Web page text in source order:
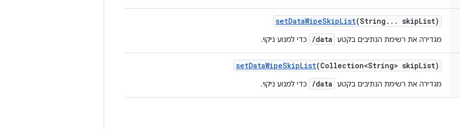
setDataWipeSkipList(String . . . skipList)
מגדירה את רשימת הנתיבים בקטע /data כדי למנוע ניקוי.
setDataWipeSkipList(Collection<String> skipList)
מגדירה את רשימת הנתיבים בקטע /data כדי למנוע ניקוי.